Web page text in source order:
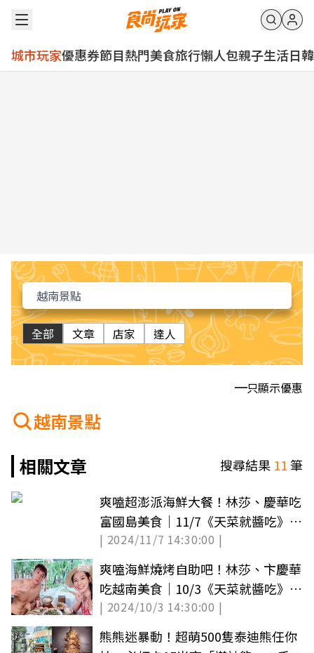
城市玩家優惠券節目熱門美食旅行懶人包親子生活日韓
全部 文章 店家 達人
只顯示優惠
越南景點
相關文章
搜尋結果 11筆
爽嗑超澎派海鮮大餐！林莎、慶華吃
富國島美食｜11/7《天菜就醬吃》店
家資訊
| 2024/11/7 14:30:00 |
爽嗑海鮮燒烤自助吧！林莎、卞慶華
吃越南美食｜10/3《天菜就醬吃》店
家資訊
| 2024/10/3 14:30:00 |
熊熊迷暴動！超萌500隻泰迪熊任你